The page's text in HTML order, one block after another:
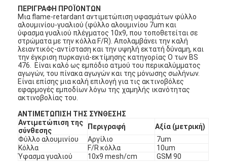
ΠΕΡΙΓΡΑΦΗ ΠΡΟΪΟΝΤΩΝ
Μια flame-retardant αντιμετώπιση υφασμάτων φύλλο
αλουμινίου-γυαλιού (φύλλο αλουμινίου 7um και
ύφασμα γυαλιού πλέγματος 10x9, που τοποθετείται σε
στρώματα με την κόλλα F/R). Απολαμβάνει την καλή
λειαντικός-αντίσταση και την υψηλή εκτατή δύναμη, και
την έγκριση πυρκαγιά-εκτίμησης κατηγορίας Ο των BS
476. Είναι καλό ως εμπόδιο ατμού του περικαλύμματος
αγωγών, του πίνακα αγωγών και της μόνωσης σωλήνων.
Είναι επίσης μια καλή επιλογή για τις ακτινοβόλες
εφαρμογές εμποδίων λόγω της χαμηλής ικανότητας
ακτινοβολίας του.
ΑΝΤΙΜΕΤΩΠΙΣΗ ΤΗΣ ΣΥΝΘΕΣΗΣ
Αντιμετώπιση της
σύνθεσης
Περιγραφή
Αξία (μετρική)
Φύλλο αλουμινίου
Αργίλιο
7um
Κόλλα
F/R κόλλα
10um
Ύφασμα γυαλιού
10x9 mesh/cm GSM 90